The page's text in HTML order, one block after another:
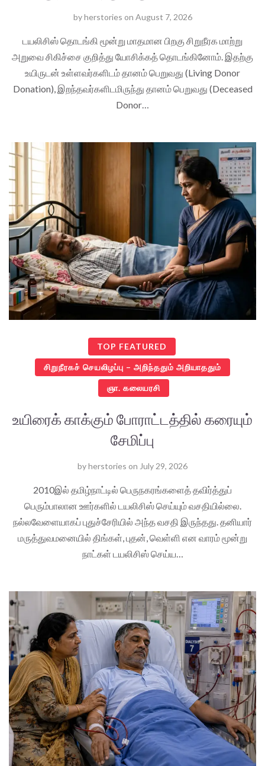
byherstories on August 7, 2026
டயலிசிஸ் தொடங்கி மூன்று மாதமான பிறகு சிறுநீரக மாற்று
அறுவை சிகிச்சை குறித்து யோசிக்கத் தொடங்கினோம். இதற்கு
உயிருடன் உள்ளவர்களிடம் தானம் பெறுவது (Living Donor
Donation), இறந்தவர்களிடமிருந்து தானம் பெறுவது (Deceased
Donor…
TOP FEATURED
சிறுநீரகச் செயலிழப்பு – அறிந்ததும் அறியாததும்
ஞா. கலையரசி
உயிரைக் காக்கும் போராட்டத்தில் கரையும்
சேமிப்பு
byherstories on July 29, 2026
2010இல் தமிழ்நாட்டில் பெருநகரங்களைத் தவிர்த்துப்
பெரும்பாலான ஊர்களில் டயலிசிஸ் செய்யும் வசதியில்லை.
நல்லவேளையாகப் புதுச்சேரியில் அந்த வசதி இருந்தது. தனியார்
மருத்துவமனையில் திங்கள், புதன், வெள்ளி என வாரம் மூன்று
நாட்கள் டயலிசிஸ் செய்ய…